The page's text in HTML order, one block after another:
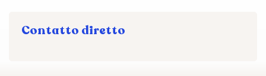
Contatto diretto